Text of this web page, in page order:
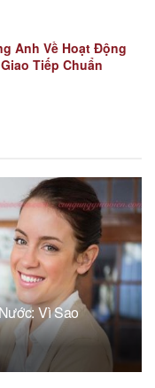
Anh Về Hoạt Động
Tiếp Chuẩn
Vì Sao